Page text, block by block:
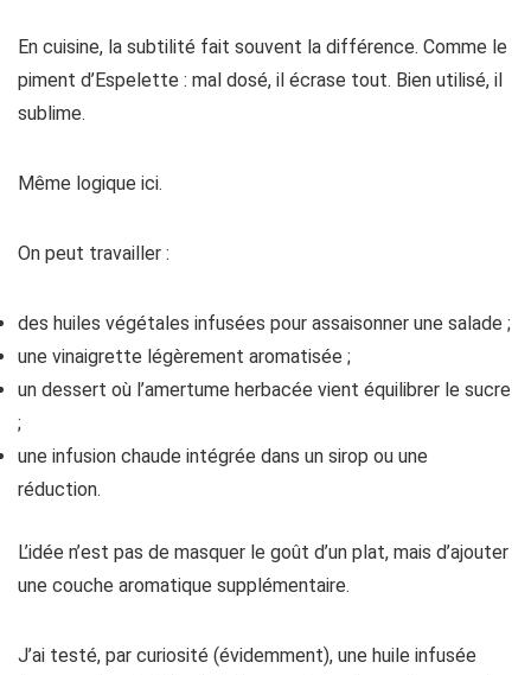
En cuisine, la subtilité fait souvent la différence. Comme le
piment d’Espelette : mal dosé, il écrase tout. Bien utilisé, il
sublime.
Même logique ici.
On peut travailler :
des huiles végétales infusées pour assaisonner une salade ;
une vinaigrette légèrement aromatisée ;
un dessert où l’amertume herbacée vient équilibrer le sucre
;
une infusion chaude intégrée dans un sirop ou une
réduction.
L’idée n’est pas de masquer le goût d’un plat, mais d’ajouter
une couche aromatique supplémentaire.
J’ai testé, par curiosité (évidemment), une huile infusée